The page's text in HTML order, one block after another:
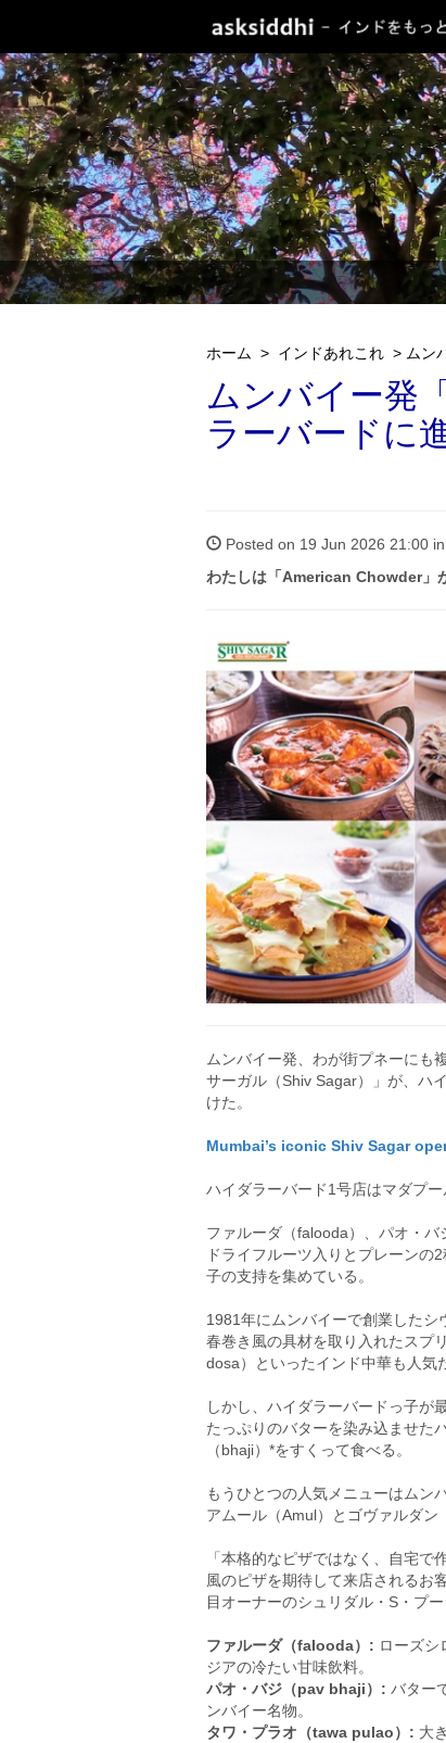
ホーム > インドあれこれ > ムン
ムンバイー発
ラーバードに
Posted on 19 Jun 2026 21:00 in
わたしは「American Chowder」
ムンバイー発、わが街プネーにも
サーガル（Shiv Sagar）」が、ハ
けた。
Mumbai’s iconic Shiv Sagar
ハイダラーバード1号店はマダプ
ファルーダ（falooda）、パオ・バ
ドライフルーツ入りとプレーンの
子の支持を集めている。
1981年にムンバイーで創業したシ
春巻き風の具材を取り入れたスプ
dosa）といったインド中華も人気
しかし、ハイダラーバードっ子が
たっぷりのバターを染み込ませた
（bhaji）*をすくって食べる。
もうひとつの人気メニューはムン
アムール（Amul）とゴヴァルダン
「本格的なピザではなく、自宅
風のピザを期待して来店されるお
目オーナーのシュリダル・S・プ
ファルーダ（falooda）: ローズシ
ジアの冷たい甘味飲料。
パオ・バジ（pav bhaji）: バター
ンバイー名物。
タワ・プラオ（tawa pulao）: 大